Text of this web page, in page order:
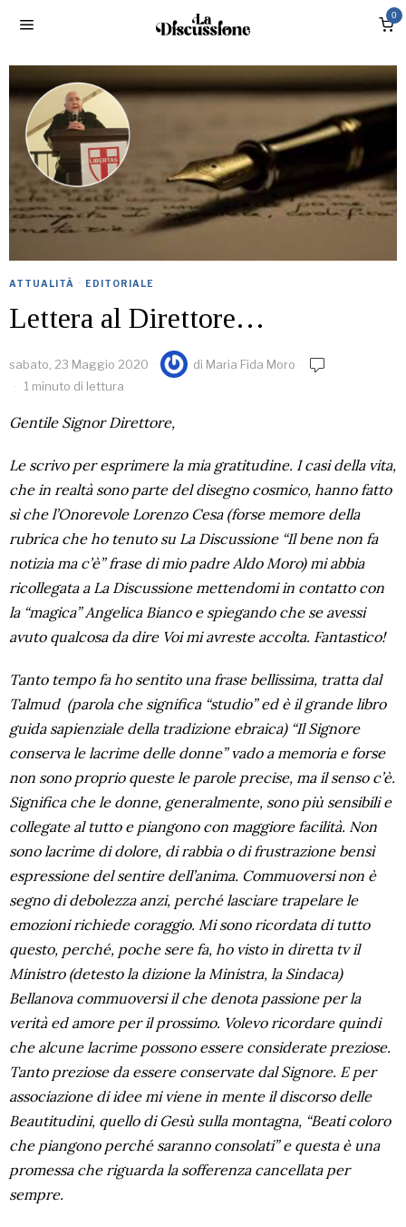
0
ATTUALITÀ · EDITORIALE
Lettera al Direttore…
sabato, 23 Maggio 2020 di Maria Fida Moro
1 minuto di lettura
Gentile Signor Direttore,
Le scrivo per esprimere la mia gratitudine. I casi della vita,
che in realtà sono parte del disegno cosmico, hanno fatto
sì che l’Onorevole Lorenzo Cesa (forse memore della
rubrica che ho tenuto su La Discussione “Il bene non fa
notizia ma c’è” frase di mio padre Aldo Moro) mi abbia
ricollegata a La Discussione mettendomi in contatto con
la “magica” Angelica Bianco e spiegando che se avessi
avuto qualcosa da dire Voi mi avreste accolta. Fantastico!
Tanto tempo fa ho sentito una frase bellissima, tratta dal
Talmud (parola che significa “studio” ed è il grande libro
guida sapienziale della tradizione ebraica) “Il Signore
conserva le lacrime delle donne” vado a memoria e forse
non sono proprio queste le parole precise, ma il senso c’è.
Significa che le donne, generalmente, sono più sensibili e
collegate al tutto e piangono con maggiore facilità. Non
sono lacrime di dolore, di rabbia o di frustrazione bensì
espressione del sentire dell’anima. Commuoversi non è
segno di debolezza anzi, perché lasciare trapelare le
emozioni richiede coraggio. Mi sono ricordata di tutto
questo, perché, poche sere fa, ho visto in diretta tv il
Ministro (detesto la dizione la Ministra, la Sindaca)
Bellanova commuoversi il che denota passione per la
verità ed amore per il prossimo. Volevo ricordare quindi
che alcune lacrime possono essere considerate preziose.
Tanto preziose da essere conservate dal Signore. E per
associazione di idee mi viene in mente il discorso delle
Beautitudini, quello di Gesù sulla montagna, “Beati coloro
che piangono perché saranno consolati” e questa è una
promessa che riguarda la sofferenza cancellata per
sempre.